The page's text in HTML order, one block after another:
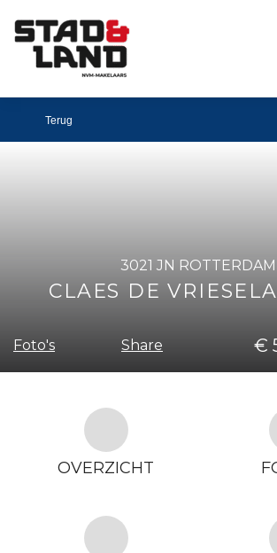
Terug
3021 JN ROTTERDAM
CLAES DE
Foto's Share €
OVERZICHT